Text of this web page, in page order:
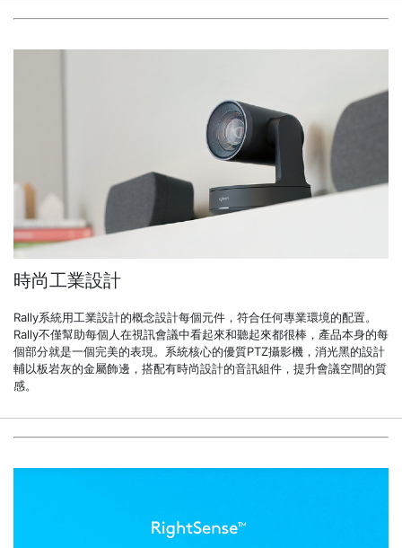
時尚工業設計
Rally系統用工業設計的概念設計每個元件，符合任何專業環境的配置。
Rally不僅幫助每個人在視訊會議中看起來和聽起來都很棒，產品本身的每
個部分就是一個完美的表現。系統核心的優質PTZ攝影機，消光黑的設計
輔以板岩灰的金屬飾邊，搭配有時尚設計的音訊組件，提升會議空間的質
感。